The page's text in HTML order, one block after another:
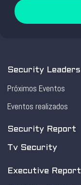
Security Leaders
Próximos Eventos
Eventos realizados
Security Report
Tv Security
Executive Report